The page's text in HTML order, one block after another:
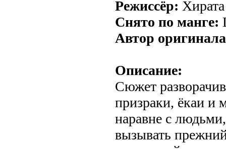
Режиссёр:
Снято по манге:
Автор
Описание:
Сюжет
призраки, ёкаи и
наравне с
вызывать